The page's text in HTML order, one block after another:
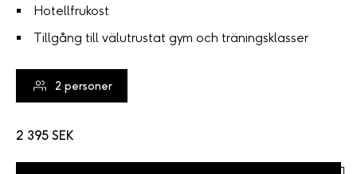
Hotellfrukost
Tillgång till välutrustat gym och träningsklasser
2 personer
2 395 SEK